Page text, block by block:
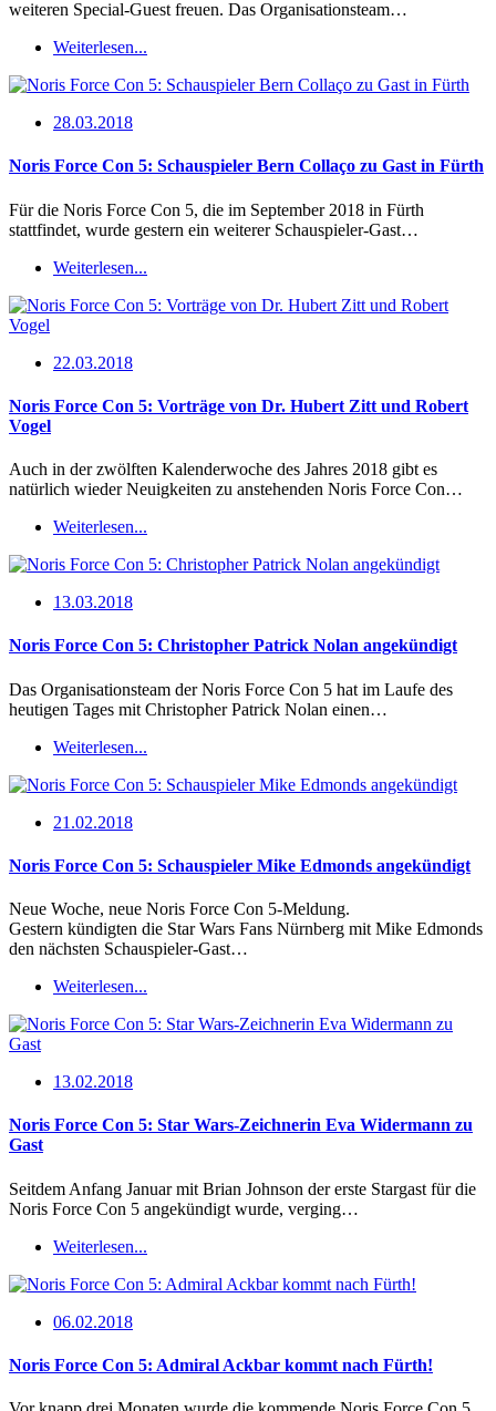
weiteren Special-Guest freuen. Das Organisationsteam…
Weiterlesen...
28.03.2018
Noris Force Con 5: Schauspieler Bern Collaço zu Gast in Fürth
Für die Noris Force Con 5, die im September 2018 in Fürth
stattfindet, wurde gestern ein weiterer Schauspieler-Gast…
Weiterlesen...
22.03.2018
Noris Force Con 5: Vorträge von Dr. Hubert Zitt und Robert
Vogel
Auch in der zwölften Kalenderwoche des Jahres 2018 gibt es
natürlich wieder Neuigkeiten zu anstehenden Noris Force Con…
Weiterlesen...
13.03.2018
Noris Force Con 5: Christopher Patrick Nolan angekündigt
Das Organisationsteam der Noris Force Con 5 hat im Laufe des
heutigen Tages mit Christopher Patrick Nolan einen…
Weiterlesen...
21.02.2018
Noris Force Con 5: Schauspieler Mike Edmonds angekündigt
Neue Woche, neue Noris Force Con 5-Meldung.
Gestern kündigten die Star Wars Fans Nürnberg mit Mike Edmonds
den nächsten Schauspieler-Gast…
Weiterlesen...
13.02.2018
Noris Force Con 5: Star Wars-Zeichnerin Eva Widermann zu
Gast
Seitdem Anfang Januar mit Brian Johnson der erste Stargast für die
Noris Force Con 5 angekündigt wurde, verging…
Weiterlesen...
06.02.2018
Noris Force Con 5: Admiral Ackbar kommt nach Fürth!